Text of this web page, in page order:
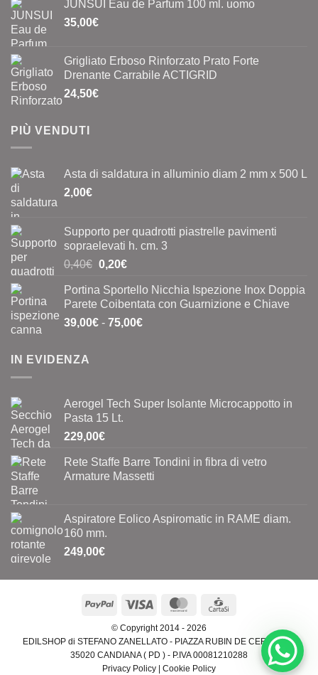
JUNSUI Eau de Parfum 100 ml. uomo
35,00€
Grigliato Erboso Rinforzato Prato Forte
Drenante Carrabile ACTIGRID
24,50€
PIÙ VENDUTI
Asta di saldatura in alluminio diam 2 mm x 500 L
2,00€
Supporto per quadrotti piastrelle pavimenti
sopraelevati h. cm. 3
0,40€ Il
originale
era:
0,40€.
0,20€Il
attuale
è:
0,20€.
Portina Sportello Nicchia Ispezione Inox Doppia
Parete Coibentata con Guarnizione e Chiave
39,00€ - 75,00€Fascia
75,00€
IN EVIDENZA
Aerogel Tech Super Isolante Microcappotto in
Pasta 15 Lt.
229,00€
Rete Staffe Barre Tondini in fibra di vetro
Armature Massetti
Aspiratore Eolico Aspiromatic in RAME diam.
160 mm.
249,00€
PayPal Visa MasterCard
© Copyright 2014 - 2026
EDILSHOP di STEFANO ZANELLATO - PIAZZA RUBIN DE CERVIN, 15
35020 CANDIANA ( PD ) - P.IVA 00081210288
Privacy Policy | Cookie Policy